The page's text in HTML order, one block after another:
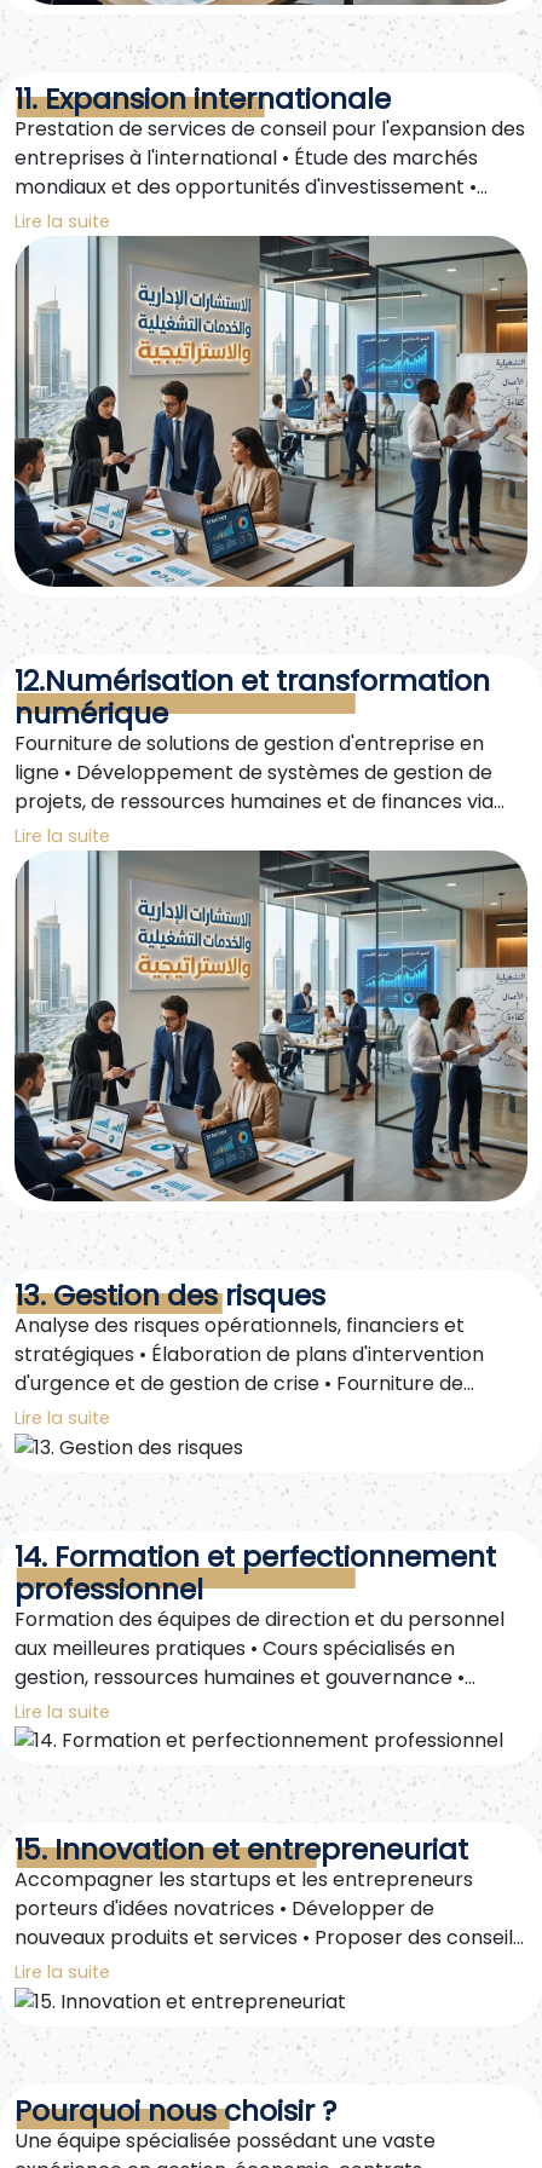
11. Expansion internationale
Prestation de services de conseil pour l'expansion des
entreprises à l'international • Étude des marchés
mondiaux et des opportunités d'investissement •
Accompagnement à la création d'entreprises dans
les zones franches et à l'étranger
Lire la suite
12.Numérisation et transformation
numérique
Fourniture de solutions de gestion d'entreprise en
ligne • Développement de systèmes de gestion de
projets, de ressources humaines et de finances via
des plateformes numériques • Accompagnement des
entreprises dans leur transformation numérique pour
accroître leur productivité
Lire la suite
13. Gestion des risques
Analyse des risques opérationnels, financiers et
stratégiques • Élaboration de plans d'intervention
d'urgence et de gestion de crise • Fourniture de
solutions pour atténuer les risques potentiels et
assurer la continuité des activités
Lire la suite
14. Formation et perfectionnement
professionnel
Formation des équipes de direction et du personnel
aux meilleures pratiques • Cours spécialisés en
gestion, ressources humaines et gouvernance •
Amélioration de l'efficacité des employés et
motivation des performances
Lire la suite
15. Innovation et entrepreneuriat
Accompagner les startups et les entrepreneurs
porteurs d'idées novatrices • Développer de
nouveaux produits et services • Proposer des conseils
pour une entrée innovante sur de nouveaux marchés
Lire la suite
Pourquoi nous choisir ?
Une équipe spécialisée possédant une vaste